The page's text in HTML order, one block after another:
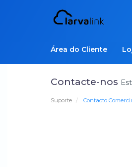
Área do Cliente
Contacte-nos
Suporte Contacto